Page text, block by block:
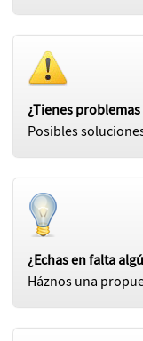
¿Tienes
Posibles
¿Echas en falta
Háznos una